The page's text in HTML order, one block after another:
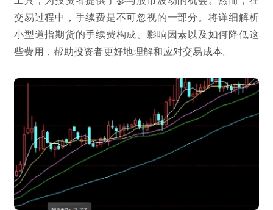
交易过程中，手续费是不可忽视的一部分。将详细解析
小型道指期货的手续费构成、影响因素以及如何降低这
些费用，帮助投资者更好地理解和应对交易成本。